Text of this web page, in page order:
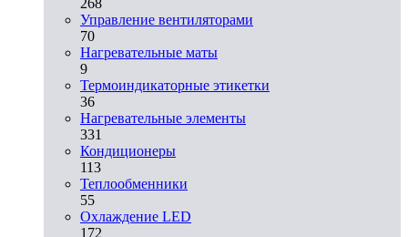
Управление вентиляторами
70
Нагревательные маты
9
Термоиндикаторные этикетки
36
Нагревательные элементы
331
Кондиционеры
113
Теплообменники
55
Охлаждение LED
172